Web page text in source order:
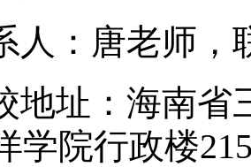
人：唐老师，
地址：海南省
学院行政楼